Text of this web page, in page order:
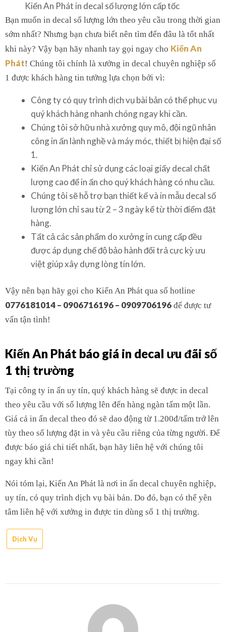
Kiến An Phát in decal số lượng lớn cấp tốc
Bạn muốn in decal số lượng lớn theo yêu cầu trong thời gian
sớm nhất? Nhưng bạn chưa biết nên tìm đến đâu là tốt nhất
khi này? Vậy bạn hãy nhanh tay gọi ngay cho Kiến An
Phát! Chúng tôi chính là xưởng in decal chuyên nghiệp số
1 được khách hàng tin tưởng lựa chọn bởi vì:
Công ty có quy trình dịch vụ bài bản có thể phục vụ
quý khách hàng nhanh chóng ngay khi cần.
Chúng tôi sở hữu nhà xưởng quy mô, đội ngũ nhân
công in ấn lành nghề và máy móc, thiết bị hiện đại số
1.
Kiến An Phát chỉ sử dụng các loại giấy decal chất
lượng cao để in ấn cho quý khách hàng có nhu cầu.
Chúng tôi sẽ hỗ trợ bạn thiết kế và in mẫu decal số
lượng lớn chỉ sau từ 2 – 3 ngày kể từ thời điểm đặt
hàng.
Tất cả các sản phẩm do xưởng in cung cấp đều
được áp dụng chế độ bảo hành đổi trả cực kỳ ưu
việt giúp xây dựng lòng tin lớn.
Vậy nên bạn hãy gọi cho Kiến An Phát qua số hotline
0776181014 – 0906716196 – 0909706196 để được tư
vấn tận tình!
Kiến An Phát báo giá in decal ưu đãi số
1 thị trường
Tại công ty in ấn uy tín, quý khách hàng sẽ được in decal
theo yêu cầu với số lượng lên đến hàng ngàn tấm một lần.
Giá cả in ấn decal theo đó sẽ dao động từ 1.200đ/tấm trở lên
tùy theo số lượng đặt in và yêu cầu riêng của từng người. Để
được báo giá chi tiết nhất, bạn hãy liên hệ với chúng tôi
ngay khi cần!
Nói tóm lại, Kiến An Phát là nơi in ấn decal chuyên nghiệp,
uy tín, có quy trình dịch vụ bài bản. Do đó, bạn có thể yên
tâm liên hệ với xưởng in được tin dùng số 1 thị trường.
Dịch Vụ